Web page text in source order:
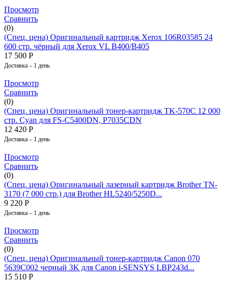
Просмотр
Сравнить
(0)
(Спец. цена) Оригинальный картридж Xerox 106R03585 24
600 стр. чёрный для Xerox VL B400/B405
17 500 Р
Доставка – 1 день
Просмотр
Сравнить
(0)
(Спец. цена) Оригинальный тонер-картридж TK-570C 12 000
стр. Cyan для FS-C5400DN, P7035CDN
12 420 Р
Доставка – 1 день
Просмотр
Сравнить
(0)
(Спец. цена) Оригинальный лазерный картридж Brother TN-
3170 (7 000 стр.) для Brother HL5240/5250D...
9 220 Р
Доставка – 1 день
Просмотр
Сравнить
(0)
(Спец. цена) Оригинальный тонер-картридж Canon 070
5639C002 черный 3K для Canon i-SENSYS LBP243d...
15 510 Р